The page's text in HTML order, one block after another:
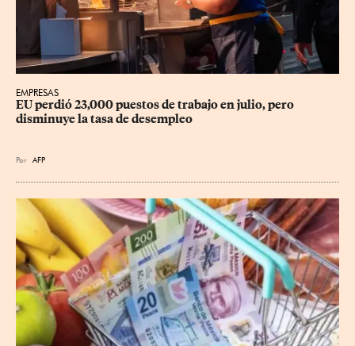
EMPRESAS
EU perdió 23,000 puestos de trabajo en julio, pero
disminuye la tasa de desempleo
Por AFP